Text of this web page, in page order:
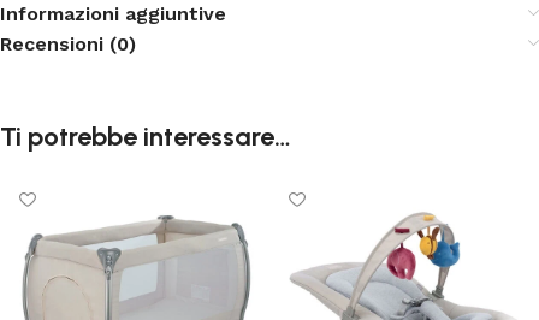
Informazioni aggiuntive
Recensioni (0)
Ti potrebbe interessare…